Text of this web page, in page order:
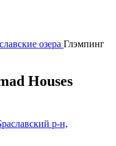
озера Глэмпинг
Houses
р-н,